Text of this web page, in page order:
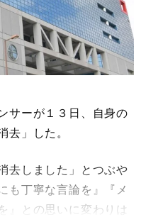
サーが１３日、自身の
去」した。
去しました」とつぶや
も丁寧な言論を』『メ
』との思いに変わりは